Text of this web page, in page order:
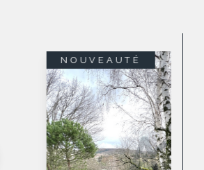
EXCLUSIF
NOUVEAUTÉ